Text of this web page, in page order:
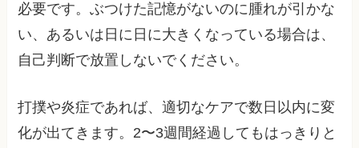
必要です。ぶつけた記憶がないのに腫れが引かな
い、あるいは日に日に大きくなっている場合は、
自己判断で放置しないでください。
打撲や炎症であれば、適切なケアで数日以内に変
化が出てきます。2〜3週間経過してもはっきりと